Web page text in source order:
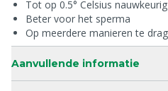
Tot op 0.5° Celsius nauwkeurig
Beter voor het sperma
Op meerdere manieren te
Aanvullende informatie